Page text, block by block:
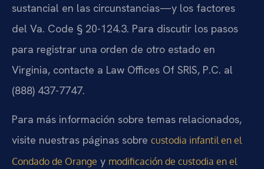
sustancial en las circunstancias—y los factores
del Va. Code § 20-124.3. Para discutir los pasos
para registrar una orden de otro estado en
Virginia, contacte a Law Offices Of SRIS, P.C. al
(888) 437-7747.
Para más información sobre temas relacionados,
visite nuestras páginas sobre custodia infantil en el
Condado de Orange y modificación de custodia en el